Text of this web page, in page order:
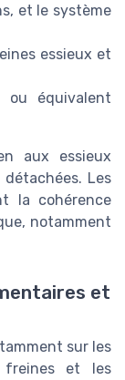
et le système
essieux et
ou équivalent
aux essieux
Les
la cohérence
notamment
et
sur les
freines et les